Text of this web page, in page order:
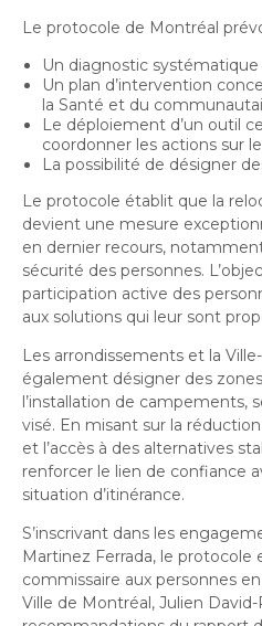
Le protocole de Montréal
Un diagnostic
Un plan d’intervention
la Santé et du
Le déploiement d’un outil
coordonner les actions sur
La possibilité de désigner
Le protocole établit que la
devient une mesure
en dernier recours,
sécurité des personnes.
participation active des
aux solutions qui leur sont
Les arrondissements et la
également désigner des
l’installation de campements,
visé. En misant sur la
et l’accès à des alternatives
renforcer le lien de confiance
situation d’itinérance.
S’inscrivant dans les
Martinez Ferrada, le protocole
commissaire aux personnes
Ville de Montréal, Julien David-